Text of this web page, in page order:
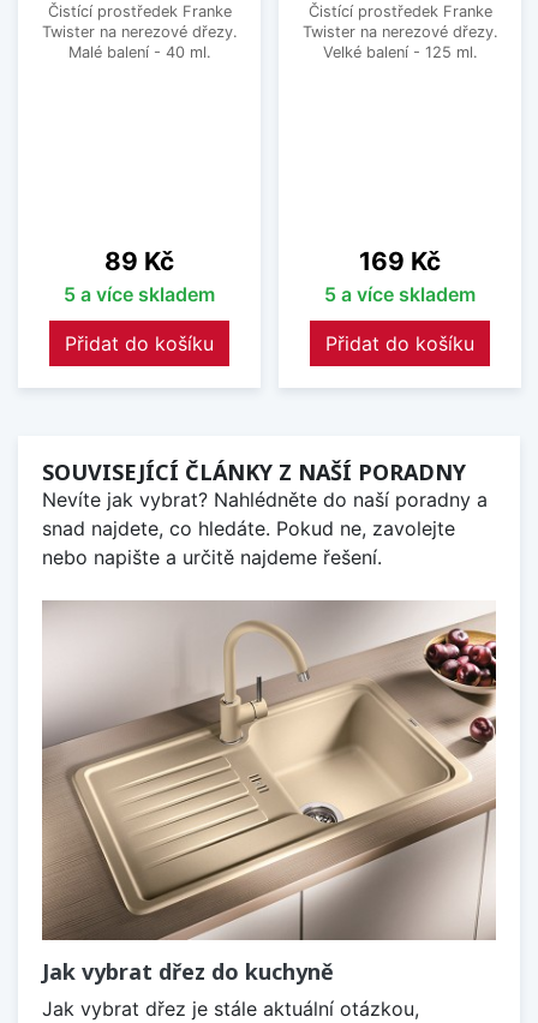
Čistící prostředek Franke
Twister na nerezové dřezy.
Malé balení - 40 ml.
Cena
89 Kč
5 a více skladem
Přidat do košíku
Čistící prostředek Franke
Twister na nerezové dřezy.
Velké balení - 125 ml.
Cena
169 Kč
5 a více skladem
Přidat do košíku
SOUVISEJÍCÍ ČLÁNKY Z NAŠÍ PORADNY
Nevíte jak vybrat? Nahlédněte do naší poradny a
snad najdete, co hledáte. Pokud ne, zavolejte
nebo napište a určitě najdeme řešení.
Jak vybrat dřez do kuchyně
Jak vybrat dřez je stále aktuální otázkou,